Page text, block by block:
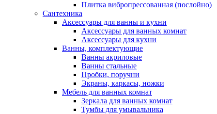
Плитка вибропрессованная (послойно)
Сантехника
Аксессуары для ванны и кухни
Аксессуары для ванных комнат
Аксессуары для кухни
Ванны, комплектующие
Ванны акриловые
Ванны стальные
Пробки, поручни
Экраны, каркасы, ножки
Мебель для ванных комнат
Зеркала для ванных комнат
Тумбы для умывальника